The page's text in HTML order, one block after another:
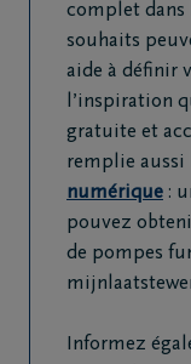
complet dans
souhaits
aide à définir
l’inspiration
gratuite et
remplie aussi
numérique :
pouvez
de pompes
Informez